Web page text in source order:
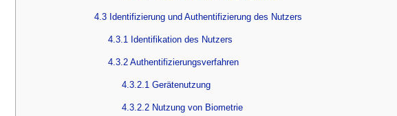
4.3 Identifizierung und Authentifizierung des Nutzers
4.3.1 Identifikation des Nutzers
4.3.2 Authentifizierungsverfahren
4.3.2.1 Gerätenutzung
4.3.2.2 Nutzung von Biometrie